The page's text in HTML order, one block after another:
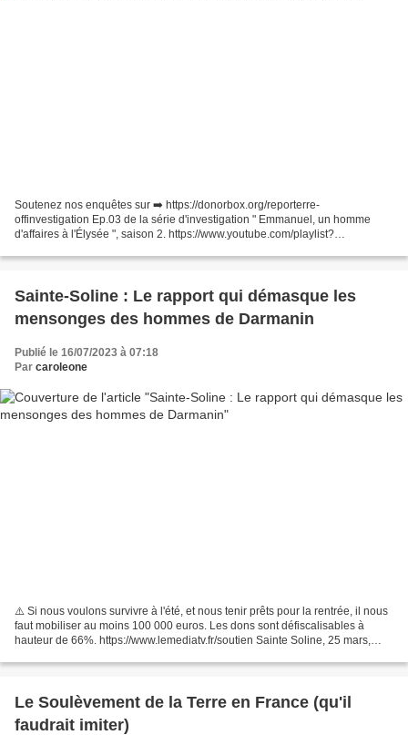
Soutenez nos enquêtes sur ➡️ https://donorbox.org/reporterre-
offinvestigation Ep.03 de la série d'investigation " Emmanuel, un homme
d'affaires à l'Élysée ", saison 2. https://www.youtube.com/playlist?
Sainte-Soline : Le rapport qui démasque les
mensonges des hommes de Darmanin
Publié le 16/07/2023 à 07:18
Par caroleone
⚠️ Si nous voulons survivre à l'été, et nous tenir prêts pour la rentrée, il nous
faut mobiliser au moins 100 000 euros. Les dons sont défiscalisables à
hauteur de 66%. https://www.lemediatv.fr/soutien Sainte Soline, 25 mars,
Le Soulèvement de la Terre en France (qu'il
faudrait imiter)